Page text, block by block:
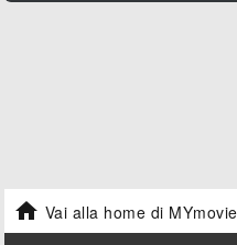
 Vai alla home di